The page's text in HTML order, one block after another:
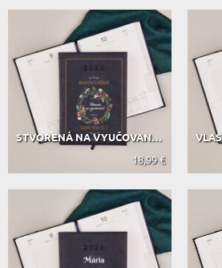
STVORENÁ NA VYUČOVANIE - KALENDÁR
18,99 €